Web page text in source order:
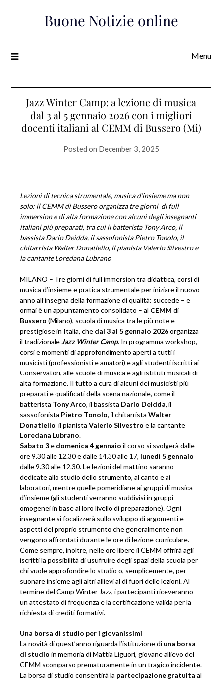
Buone Notizie online
Menu
Jazz Winter Camp: a lezione di musica
dal 3 al 5 gennaio 2026 con i migliori
docenti italiani al CEMM di Bussero (Mi)
Posted on December 3, 2025
Lezioni di tecnica strumentale, musica d’insieme ma non
solo: il CEMM di Bussero organizzatre giorni di full
immersion e di alta formazione con alcuni degli insegnanti
italiani più preparati, tra cui il batterista Tony Arco, il
bassista Dario Deidda, il sassofonista Pietro Tonolo, il
chitarrista Walter Donatiello, il pianista Valerio Silvestro e
la cantante Loredana Lubrano
MILANO – Tre giorni di full immersion tra didattica, corsi di
musica d’insieme e pratica strumentale per iniziare il nuovo
anno all’insegna della formazione di qualità: succede – e
ormai è un appuntamento consolidato – al CEMM di
Bussero (Milano), scuola di musica tra le più note e
prestigiose in Italia, che dal 3 al 5 gennaio 2026organizza
il tradizionaleJazz Winter Camp. In programma workshop,
corsi e momenti di approfondimento aperti a tutti i
musicisti (professionisti e amatori) e agli studenti iscritti ai
Conservatori, alle scuole di musica e agli istituti musicali di
alta formazione. Il tutto a cura di alcuni dei musicisti più
preparati e qualificati della scena nazionale, come il
batterista Tony Arco, il bassista Dario Deidda, il
sassofonista Pietro Tonolo, il chitarrista Walter
Donatiello, il pianista Valerio Silvestro e la cantante
Loredana Lubrano.
Sabato 3e domenica 4 gennaio il corso si svolgerà dalle
ore 9.30 alle 12.30 e dalle 14.30 alle 17, lunedì 5 gennaio
dalle 9.30 alle 12.30. Le lezioni del mattino saranno
dedicate allo studio dello strumento, al canto e ai
laboratori, mentre quelle pomeridiane ai gruppi di musica
d’insieme (gli studenti verranno suddivisi in gruppi
omogenei in base al loro livello di preparazione). Ogni
insegnante si focalizzerà sullo sviluppo di argomenti e
aspetti del proprio strumento che generalmente non
vengono affrontati durante le ore di lezione curriculare.
Come sempre, inoltre, nelle ore libere il CEMM offrirà agli
iscritti la possibilità di usufruire degli spazi della scuola per
chi vuole approfondire lo studio o, semplicemente, per
suonare insieme agli altri allievi al di fuori delle lezioni. Al
termine del Camp Winter Jazz, i partecipanti riceveranno
un attestato di frequenza e la certificazione valida per la
richiesta di crediti formativi.
Una borsa di studio per i giovanissimi
La novità di quest’anno riguarda l’istituzione di una borsa
di studio in memoria di Mattia Liguori, giovane allievo del
CEMM scomparso prematuramente in un tragico incidente.
La borsa di studio consentirà la partecipazione gratuita al